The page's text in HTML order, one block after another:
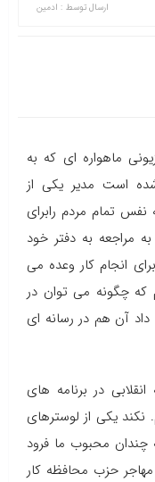
ارسال توسط : ادمین
ماهواره ای که به
است مدیر یکی از
نفس تمام مردم رابرای
مراجعه به دفتر خود
بود که زمانی ۴ ماهه برای انجام کار وعده می
که چگونه می توان در
داد آن هم در رسانه ای
گذشته انقلابی در برنامه های
نکند یکی از لوسترهای
چندان محبوب ما فرود
حزب محافظه کار